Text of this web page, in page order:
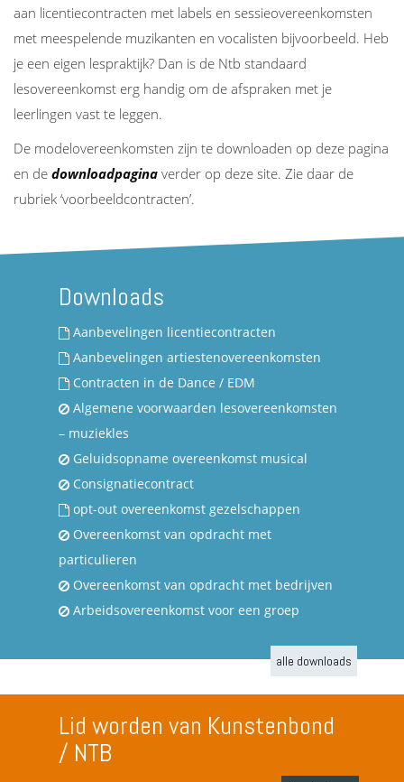
aan licentiecontracten met labels en sessieovereenkomsten
met meespelende muzikanten en vocalisten bijvoorbeeld. Heb
je een eigen lespraktijk? Dan is de Ntb standaard
lesovereenkomst erg handig om de afspraken met je
leerlingen vast te leggen.
De modelovereenkomsten zijn te downloaden op deze pagina
en de downloadpagina verder op deze site. Zie daar de
rubriek ‘voorbeeldcontracten’.
Downloads
Aanbevelingen licentiecontracten
Aanbevelingen artiestenovereenkomsten
Contracten in de Dance / EDM
Algemene voorwaarden lesovereenkomsten
– muziekles
Geluidsopname overeenkomst musical
Consignatiecontract
opt-out overeenkomst gezelschappen
Overeenkomst van opdracht met
particulieren
Overeenkomst van opdracht met bedrijven
Arbeidsovereenkomst voor een groep
alle downloads
Lid worden van Kunstenbond
/ NTB